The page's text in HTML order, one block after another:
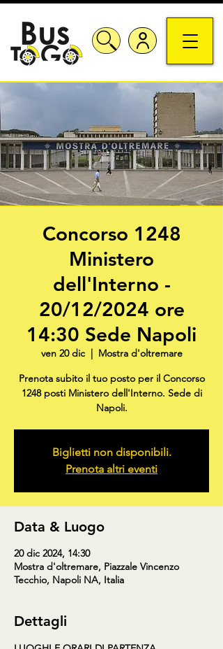
Concorso 1248
Ministero
dell'Interno -
20/12/2024 ore
14:30 Sede Napoli
ven 20 dic
  |
Mostra d'oltremare
Prenota subito il tuo posto per il Concorso
1248 posti Ministero dell'Interno. Sede di
Napoli.
Biglietti non disponibili.
Prenota altri eventi
Data & Luogo
20 dic 2024, 14:30
Mostra d'oltremare, Piazzale Vincenzo
Tecchio, Napoli NA, Italia
Dettagli